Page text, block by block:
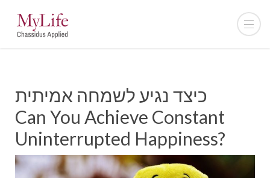
כיצד נגיע לשמחה אמיתית
Can You Achieve Constant
Uninterrupted Happiness?